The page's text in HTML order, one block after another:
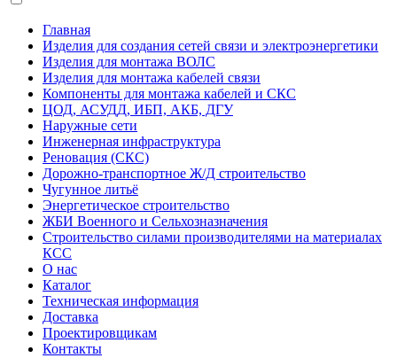
Главная
Изделия для создания сетей связи и электроэнергетики
Изделия для монтажа ВОЛС
Изделия для монтажа кабелей связи
Компоненты для монтажа кабелей и СКС
ЦОД, АСУДД, ИБП, АКБ, ДГУ
Наружные сети
Инженерная инфраструктура
Реновация (СКС)
Дорожно-транспортное Ж/Д строительство
Чугунное литьё
Энергетическое строительство
ЖБИ Военного и Сельхозназначения
Строительство силами производителями на материалах
КСС
О нас
Каталог
Техническая информация
Доставка
Проектировщикам
Контакты